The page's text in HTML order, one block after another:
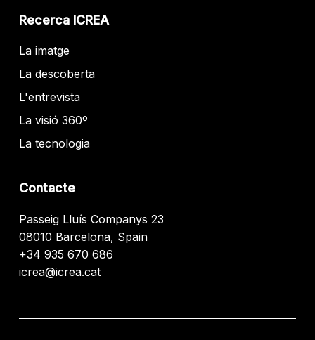
Recerca ICREA
La imatge
La descoberta
L'entrevista
La visió 360º
La tecnologia
Contacte
Passeig Lluís Companys 23
08010 Barcelona, Spain
+34 935 670 686
icrea@icrea.cat